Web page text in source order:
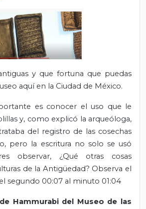
y que fortuna que puedas
aquí en la Ciudad de México.
es conocer el uso que le
y, como explicó la arqueóloga,
del registro de las cosechas
pero la escritura no solo se usó
observar, ¿Qué otras cosas
de la Antigüedad? Observa el
segundo 00:07 al minuto 01:04
Hammurabi del Museo de las